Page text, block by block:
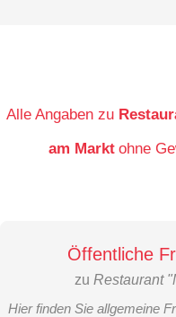
Alle Angaben zu
am Markt ohne
Öffentliche
zu Restaurant
Hier finden Sie allgemeine